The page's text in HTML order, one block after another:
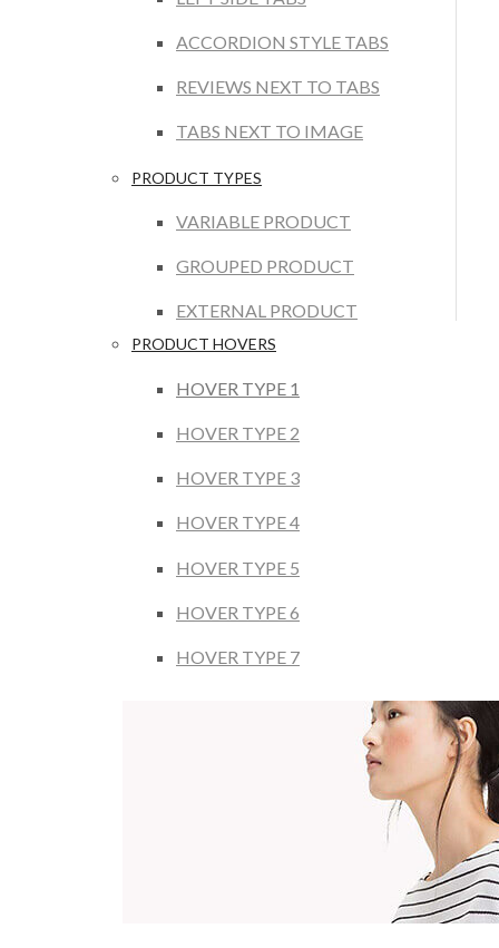
ACCORDION STYLE TABS
REVIEWS NEXT TO TABS
TABS NEXT TO IMAGE
PRODUCT TYPES
VARIABLE PRODUCT
GROUPED PRODUCT
EXTERNAL PRODUCT
PRODUCT HOVERS
HOVER TYPE 1
HOVER TYPE 2
HOVER TYPE 3
HOVER TYPE 4
HOVER TYPE 5
HOVER TYPE 6
HOVER TYPE 7